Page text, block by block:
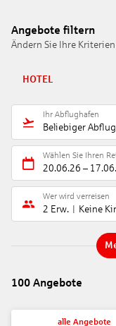
Angebote filtern
Ändern Sie Ihre
HOTEL
Ihr Abflughafen
Beliebiger
Wählen Sie Ihren
20.06.26 –
Wer wird verreisen
2 Erw. Keine
100 Angebote
alle Angebote